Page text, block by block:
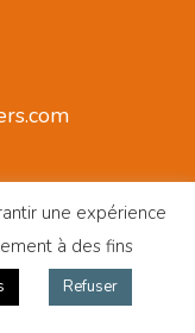
une expérience
à des fins
Refuser